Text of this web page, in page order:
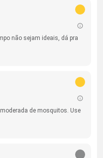
não sejam ideais, dá pra
de mosquitos. Use